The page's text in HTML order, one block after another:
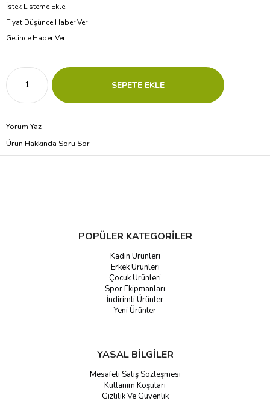
İstek Listeme Ekle
Fiyat Düşünce Haber Ver
Gelince Haber Ver
Yorum Yaz
Ürün Hakkında Soru Sor
POPÜLER KATEGORİLER
Kadın Ürünleri
Erkek Ürünleri
Çocuk Ürünleri
Spor Ekipmanları
İndirimli Ürünler
Yeni Ürünler
YASAL BİLGİLER
Mesafeli Satış Sözleşmesi
Kullanım Koşuları
Gizlilik Ve Güvenlik